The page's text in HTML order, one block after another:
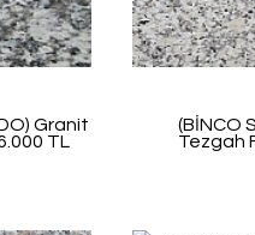
Granit
TL
(BİNCO
Tezgah